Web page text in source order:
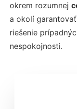
okrem rozumnej
a okolí
riešenie
nespokojnosti.